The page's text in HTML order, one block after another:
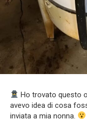
Ho trovato questo
avevo idea di cosa
inviata a mia nonna.